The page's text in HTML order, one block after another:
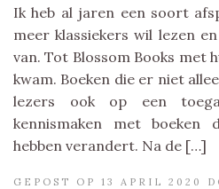
Ik heb al jaren een soort
meer klassiekers wil lezen
van. Tot Blossom Books met
kwam. Boeken die er niet
lezers ook op een
kennismaken met boeken
hebben verandert. Na de […]
GEPOST OP 13 APRIL 2020